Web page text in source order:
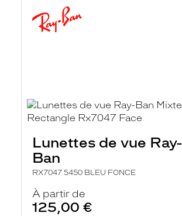
Lunettes de vue Ray-
Ban
RX7047 5450 BLEU FONCE
À partir de
125,00 €